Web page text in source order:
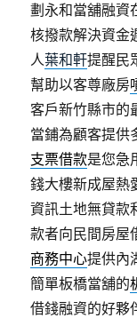
劃永和當舖融資
核撥款解決資金
人葉和軒提醒民
幫助以客尊廠房
客戶新竹縣市的
當鋪為顧客提供
支票借款是您急
錢大樓新成屋熱
資訊土地無貸款
款者向民間房屋
商務中心提供內
簡單板橋當舖的
借錢融資的好夥